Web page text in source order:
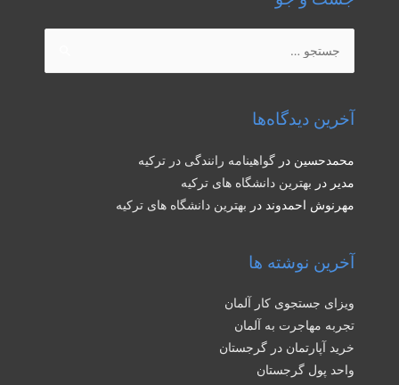
برای:
آخرین دیدگاه‌ها
محمدحسین در گواهینامه رانندگی در ترکیه
مدیر در بهترین دانشگاه های ترکیه
مهرنوش احمدوند در بهترین دانشگاه های ترکیه
آخرین نوشته ها
ویزای جستجوی کار آلمان
تجربه مهاجرت به آلمان
خرید آپارتمان در گرجستان
واحد پول گرجستان